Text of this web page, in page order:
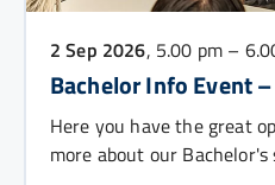
2 Sep 2026, 5.00 pm –
Bachelor Info Event
Here you have the great
more about our Bachelor's